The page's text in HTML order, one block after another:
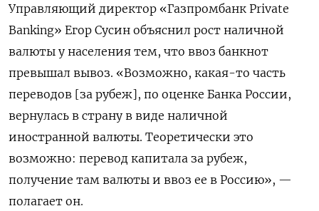
Управляющий директор «Газпромбанк Private
Banking» Егор Сусин объяснил рост наличной
валюты у населения тем, что ввоз банкнот
превышал вывоз. «Возможно, какая-то часть
переводов [за рубеж], по оценке Банка России,
вернулась в страну в виде наличной
иностранной валюты. Теоретически это
возможно: перевод капитала за рубеж,
получение там валюты и ввоз ее в Россию», —
полагает он.